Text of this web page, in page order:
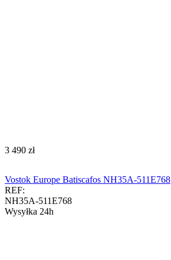
‍3 490‍ zł
Vostok Europe Batiscafos NH35A-511E768
REF:
NH35A-511E768
Wysyłka 24h